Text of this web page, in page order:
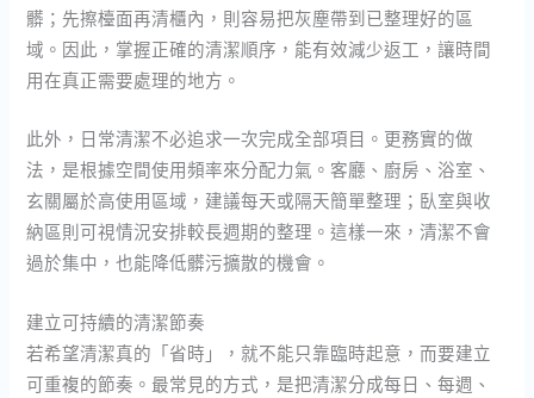
髒；先擦檯面再清櫃內，則容易把灰塵帶到已整理好的區
域。因此，掌握正確的清潔順序，能有效減少返工，讓時間
用在真正需要處理的地方。
此外，日常清潔不必追求一次完成全部項目。更務實的做
法，是根據空間使用頻率來分配力氣。客廳、廚房、浴室、
玄關屬於高使用區域，建議每天或隔天簡單整理；臥室與收
納區則可視情況安排較長週期的整理。這樣一來，清潔不會
過於集中，也能降低髒污擴散的機會。
建立可持續的清潔節奏
若希望清潔真的「省時」，就不能只靠臨時起意，而要建立
可重複的節奏。最常見的方式，是把清潔分成每日、每週、